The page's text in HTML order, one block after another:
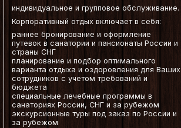
индивидуальное и групповое обслуживание.
Корпоративный отдых включает в себя:
раннее бронирование и оформление
путевок в санатории и пансионаты России и
страны СНГ
планирование и подбор оптимального
варианта отдыха и оздоровления для Ваших
сотрудников с учетом требований и
бюджета
специальные лечебные программы в
санаториях России, СНГ и за рубежом
экскурсионные туры под заказ по России и
за рубежом